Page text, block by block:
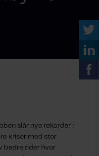
slår nye rekorder i
kriser med stor
bedre tider hvor